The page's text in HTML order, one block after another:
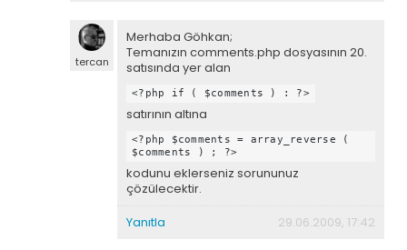
tercan
Merhaba Göhkan;
Temanızın comments.php dosyasının 20.
satısında yer alan
<?php if ( $comments ) : ?>
satırının altına
<?php $comments = array_reverse (
$comments ) ; ?>
kodunu eklerseniz sorununuz
çözülecektir.
Yanıtla
29.06.2009, 17:42